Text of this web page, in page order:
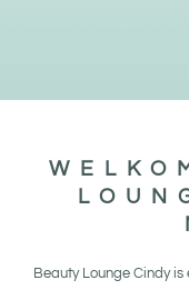
Maak een
Beauty Lounge Cindy